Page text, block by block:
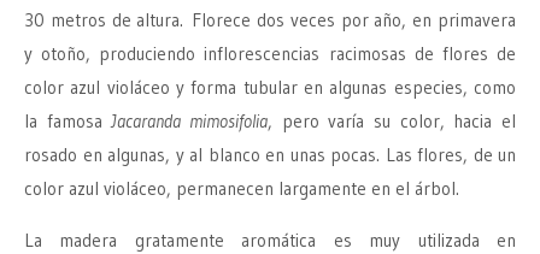
30 metros de altura. Florece dos veces por año, en primavera
y otoño, produciendo inflorescencias racimosas de flores de
color azul violáceo y forma tubular en algunas especies, como
la famosaJacaranda mimosifolia, pero varía su color, hacia el
rosado en algunas, y al blanco en unas pocas. Las flores, de un
color azul violáceo, permanecen largamente en el árbol.
La madera gratamente aromática es muy utilizada en